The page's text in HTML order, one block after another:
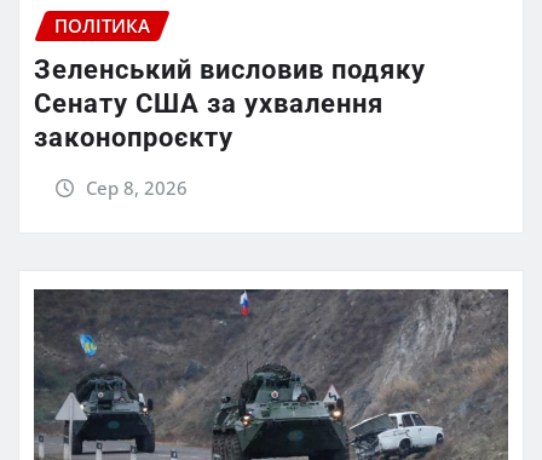
ПОЛІТИКА
Зеленський висловив подяку
Сенату США за ухвалення
законопроєкту
Сер 8, 2026